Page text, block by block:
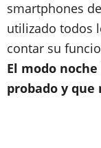
smartphones
utilizado todos
contar su
El modo
probado y que